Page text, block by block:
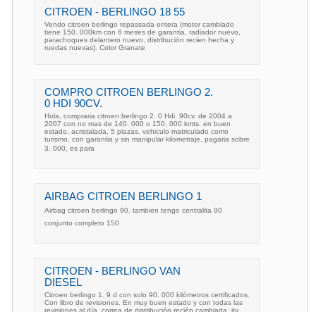
CITROEN - BERLINGO 18 55
Vendo citroen berlingo repassada entera (motor cambiado
tiene 150. 000km con 6 meses de garantia, radiador nuevo,
parachoques delantero nuevo, distribución recien hecha y
ruedas nuevas). Color Granate
COMPRO CITROEN BERLINGO 2.
0 HDI 90CV.
Hola, compraria citroen berlingo 2. 0 Hdi. 90cv. de 2004 a
2007 con no mas de 140. 000 o 150. 000 kmts. en buen
estado, acristalada, 5 plazas, vehiculo matriculado como
turismo, con garantia y sin manipular kilometraje, pagaria sobre
3. 000, es para
AIRBAG CITROEN BERLINGO 1
Airbag citroen berlingo 90. tambien tengo centralita 90
conjunto completo 150
CITROEN - BERLINGO VAN
DIESEL
Citroen berlingo 1. 9 d con solo 90. 000 kilómetros certificados.
Con libro de revisiones. En muy buen estado y con todas las
revisiones al día, correa de distribución recién cambiada. itv